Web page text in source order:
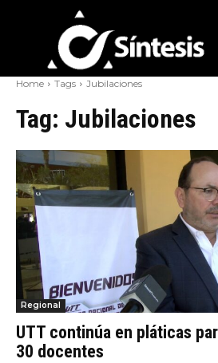
Home Tags Jubilaciones
Tag: Jubilaciones
Regional
UTT continúa en pláticas
30 docentes